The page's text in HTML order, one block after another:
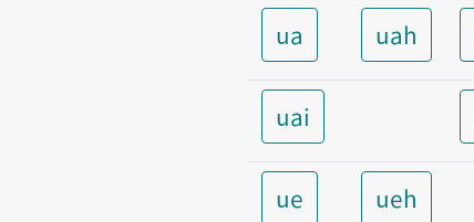
ua uah
uai
ue ueh